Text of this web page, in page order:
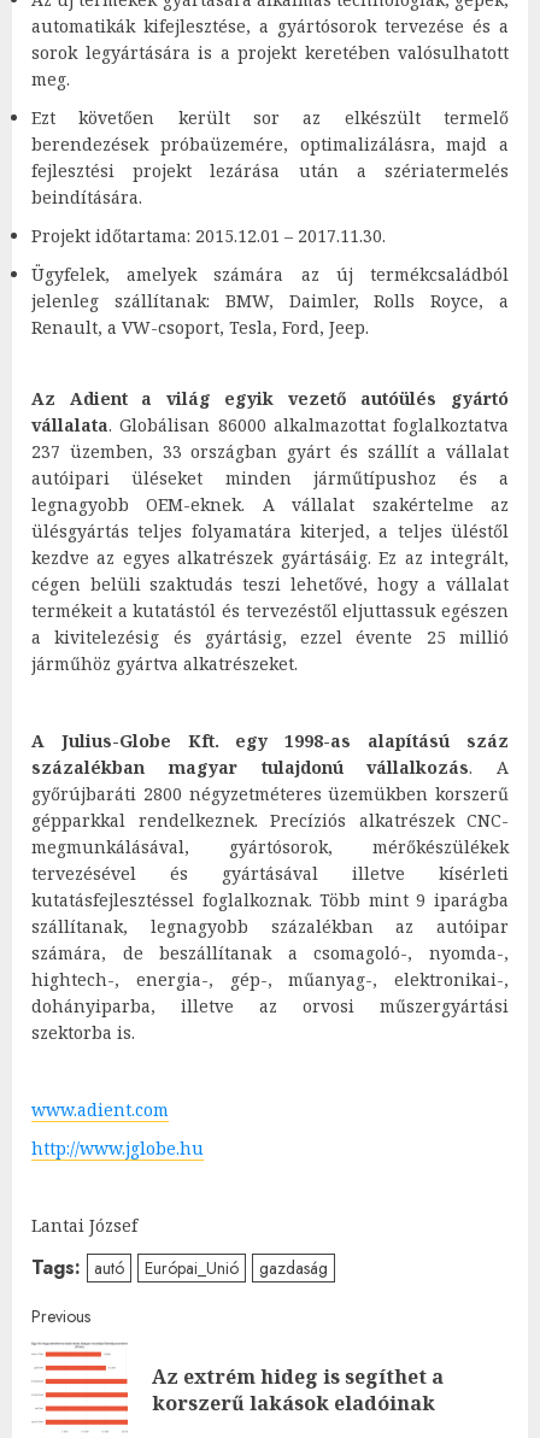
automatikák kifejlesztése, a gyártósorok tervezése és a
sorok legyártására is a projekt keretében valósulhatott
meg.
Ezt követően került sor az elkészült termelő
berendezések próbaüzemére, optimalizálásra, majd a
fejlesztési projekt lezárása után a szériatermelés
beindítására.
Projekt időtartama: 2015.12.01 – 2017.11.30.
Ügyfelek, amelyek számára az új termékcsaládból
jelenleg szállítanak: BMW, Daimler, Rolls Royce, a
Renault, a VW-csoport, Tesla, Ford, Jeep.
Az Adient a világ egyik vezető autóülés gyártó
vállalata. Globálisan 86000 alkalmazottat foglalkoztatva
237 üzemben, 33 országban gyárt és szállít a vállalat
autóipari üléseket minden járműtípushoz és a
legnagyobb OEM-eknek. A vállalat szakértelme az
ülésgyártás teljes folyamatára kiterjed, a teljes üléstől
kezdve az egyes alkatrészek gyártásáig. Ez az integrált,
cégen belüli szaktudás teszi lehetővé, hogy a vállalat
termékeit a kutatástól és tervezéstől eljuttassuk egészen
a kivitelezésig és gyártásig, ezzel évente 25 millió
járműhöz gyártva alkatrészeket.
A Julius-Globe Kft. egy 1998-as alapítású száz
százalékban magyar tulajdonú vállalkozás. A
győrújbaráti 2800 négyzetméteres üzemükben korszerű
gépparkkal rendelkeznek. Precíziós alkatrészek CNC-
megmunkálásával, gyártósorok, mérőkészülékek
tervezésével és gyártásával illetve kísérleti
kutatásfejlesztéssel foglalkoznak. Több mint 9 iparágba
szállítanak, legnagyobb százalékban az autóipar
számára, de beszállítanak a csomagoló-, nyomda-,
hightech-, energia-, gép-, műanyag-, elektronikai-,
dohányiparba, illetve az orvosi műszergyártási
szektorba is.
www.adient.com
http://www.jglobe.hu
Lantai József
Tags: autó Európai_Unió gazdaság
Post
navigation
Previous
Az extrém hideg is segíthet a
korszerű lakások eladóinak